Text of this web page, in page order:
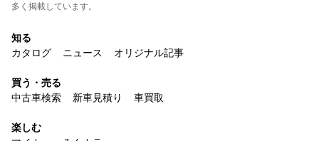
多く掲載しています。
知る
カタログ
ニュース オリジナル記事
買う・売る
中古車検索
新車見積り 車買取
楽しむ